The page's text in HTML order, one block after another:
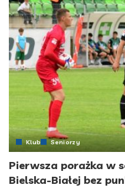
Klub Seniorzy
Pierwsza porażka w
Bielska-Białej bez